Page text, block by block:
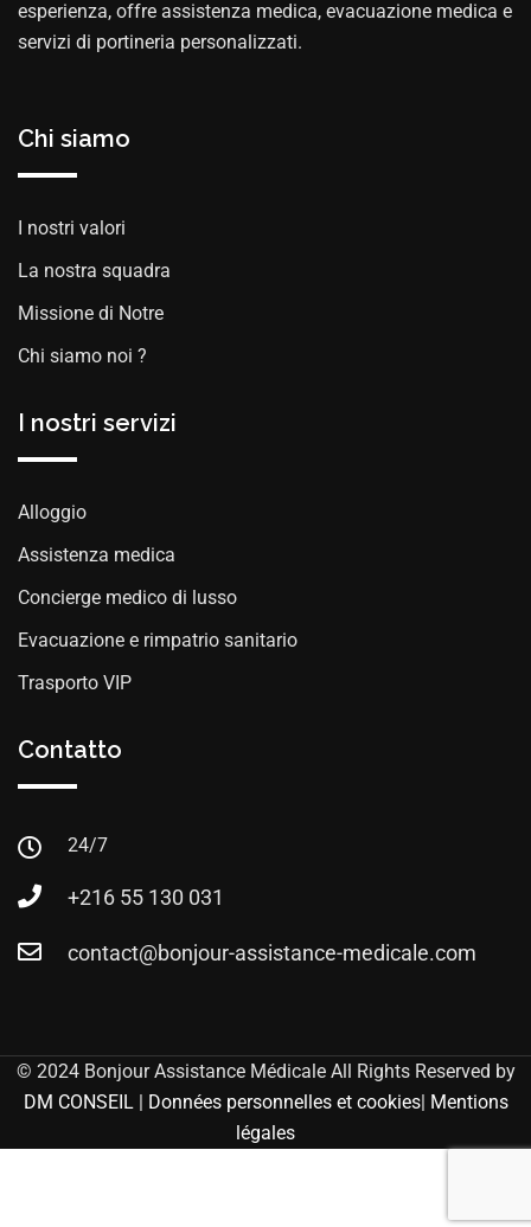
esperienza, offre assistenza medica, evacuazione medica e
servizi di portineria personalizzati.
Chi siamo
I nostri valori
La nostra squadra
Missione di Notre
Chi siamo noi ?
I nostri servizi
Alloggio
Assistenza medica
Concierge medico di lusso
Evacuazione e rimpatrio sanitario
Trasporto VIP
Contatto
24/7
+216 55 130 031
contact@bonjour-assistance-medicale.com
© 2024 Bonjour Assistance Médicale All Rights Reserved by
DM CONSEIL | Données personnelles et cookies| Mentions
légales